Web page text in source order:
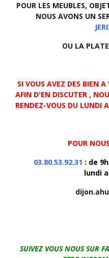
POUR LES MEUBLES,
NOUS AVONS UN
OU LA
SI VOUS AVEZ DES BIEN
AFIN D'EN DISCUTER ,
RENDEZ-VOUS DU LUNDI
POUR
03.80.53.92.31 : de
lundi
SUIVEZ VOUS NOUS SUR